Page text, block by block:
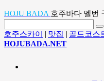
HOJU BADA 호주바다 멜번
호주스카이 | 맛집 | 골드코스
HOJUBADA.NET